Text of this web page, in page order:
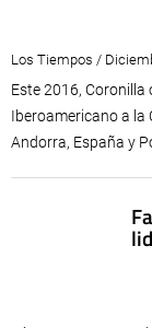
Los Tiempos /
Este 2016, Coronilla
Iberoamericano a la
Andorra, España y